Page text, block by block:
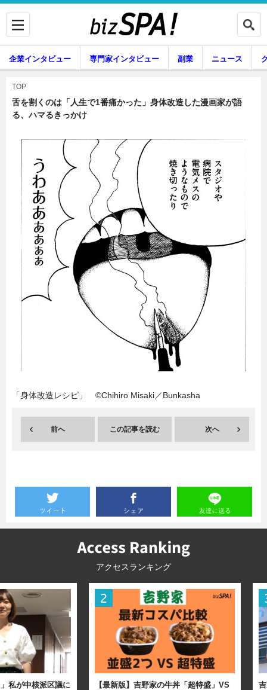
企業インタビュー
ニュース
グルメ スキル
暮らし エンタメ
連載一覧
企業インタビュー 専門家インタビュー 副業 ニュース
暮らし
TOP
舌を割くのは「人生で1番痛かった」身体改造した漫画家が語
る、ハマるきっかけ
「身体改造レシピ」 ©Chihiro Misaki／Bunkasha
前へ この記事を読む 次へ
アクセスランキング
私が中核派区議に
【最新版】吉野家の牛丼「超特盛」VS